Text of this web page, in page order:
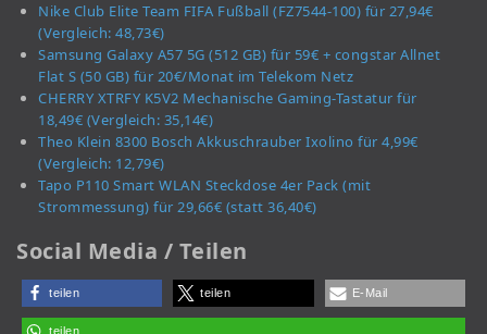
Nike Club Elite Team FIFA Fußball (FZ7544-100) für 27,94€
(Vergleich: 48,73€)
Samsung Galaxy A57 5G (512 GB) für 59€ + congstar Allnet
Flat S (50 GB) für 20€/Monat im Telekom Netz
CHERRY XTRFY K5V2 Mechanische Gaming-Tastatur für
18,49€ (Vergleich: 35,14€)
Theo Klein 8300 Bosch Akkuschrauber Ixolino für 4,99€
(Vergleich: 12,79€)
Tapo P110 Smart WLAN Steckdose 4er Pack (mit
Strommessung) für 29,66€ (statt 36,40€)
Social Media / Teilen
teilen teilen E-Mail
teilen